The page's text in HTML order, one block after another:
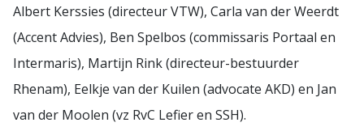
Albert Kerssies (directeur VTW), Carla van der Weerdt
(Accent Advies), Ben Spelbos (commissaris Portaal en
Intermaris), Martijn Rink (directeur-bestuurder
Rhenam), Eelkje van der Kuilen (advocate AKD) en Jan
van der Moolen (vz RvC Lefier en SSH).